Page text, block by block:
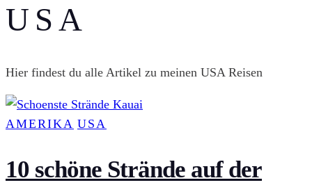
USA
Hier findest du alle Artikel zu meinen USA Reisen
AMERIKA USA
10 schöne Strände auf der